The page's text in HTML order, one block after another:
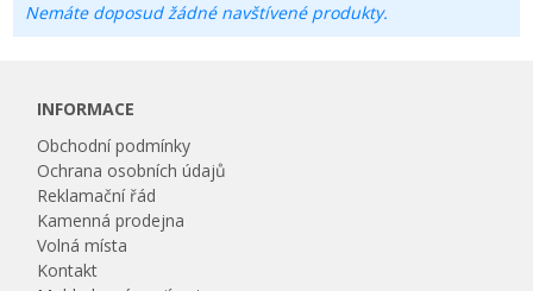
Nemáte doposud žádné navštívené produkty.
INFORMACE
Obchodní podmínky
Ochrana osobních údajů
Reklamační řád
Kamenná prodejna
Volná místa
Kontakt